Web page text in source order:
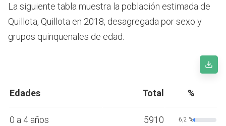
La siguiente tabla muestra la población estimada de
Quillota, Quillota en 2018, desagregada por sexo y
grupos quinquenales de edad.
Edades Total %
0 a 4 años 5910 6,2 %